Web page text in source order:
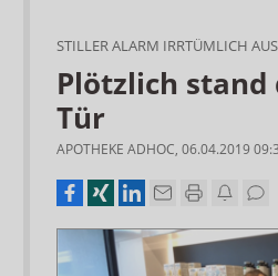
STILLER ALARM IRRTÜMLICH
Plötzlich stand
Tür
APOTHEKE ADHOC, 06.04.2019